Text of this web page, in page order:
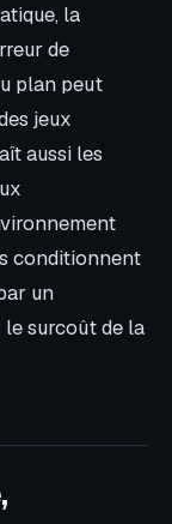
la
de
plan peut
jeux
aussi les
conditionnent
un
surcoût de la